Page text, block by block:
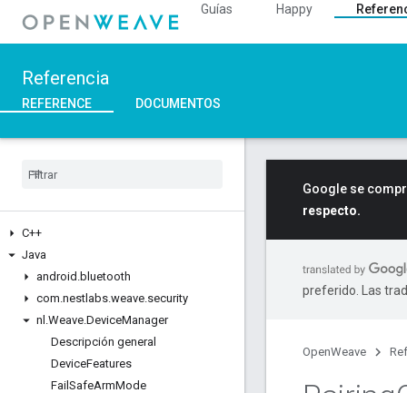
Guías Happy
Referencia
REFERENCE DOCUMENTOS
C++
Java
android .bluetooth
com.nestlabs.weave.security
nl .Weave.DeviceManager
Descripción general
DeviceFeatures
Fail SafeArmMode
Google se
respecto.
preferido. Las
OpenWeave